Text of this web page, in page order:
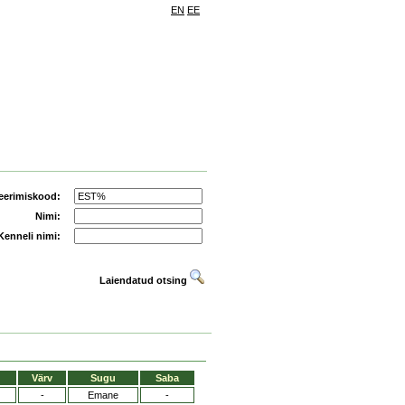
EN EE
Nimi:
nimi:
Laiendatud otsing
Värv Sugu
Saba
- Emane -